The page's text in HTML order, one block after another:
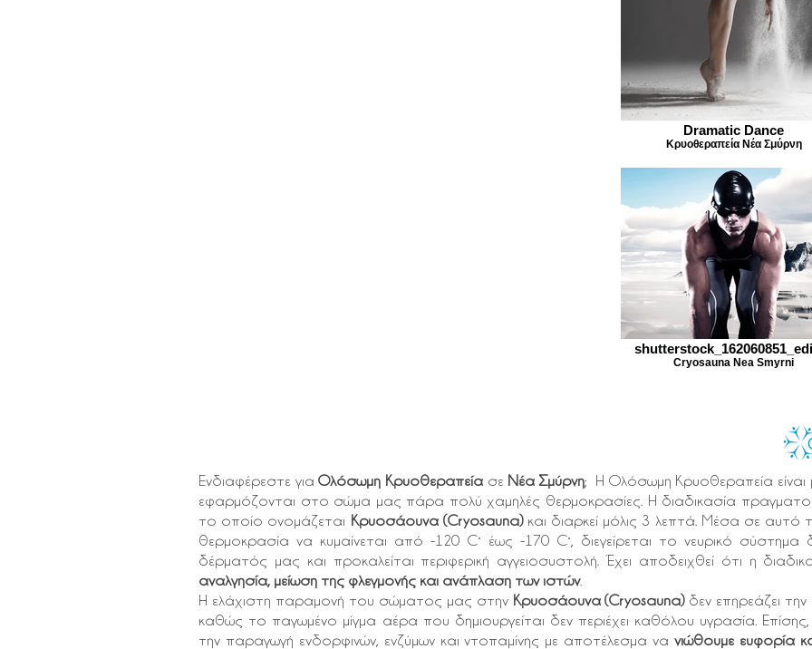
Dramatic Dance
Κρυοθεραπεία Νέα Σμύρνη
Cryosauna Nea Smyrni
Ενδιαφέρεστε γιαΟλόσωμη Κρυοθεραπεία σε Νέα Σμύρνη; H Ολόσωμη Κρυοθεραπεία είναι
εφαρμόζονται στο σώμα μας πάρα πολύ χαμηλές θερμοκρασίες. Η διαδικασία
το οποίο ονομάζεται Κρυοσάουνα (Cryosauna)και διαρκεί μόλις 3 λεπτά. Μέσα σε αυτό
θερμοκρασία να κυμαίνεται από -120 C˚ έως -170 C˚, διεγείρεται το νευρικό
δέρματός μας και προκαλείται περιφερική αγγειοσυστολή. Έχει αποδειχθεί ότι η
αναλγησία, μείωση της φλεγμονής και ανάπλαση των ιστών.
Η ελάχιστη παραμονή του σώματος μας στην Κρυοσάουνα (Cryosauna)δεν επηρεάζει
καθώς το παγωμένο μίγμα αέρα που δημιουργείται δεν περιέχει καθόλου υγρασία.
την παραγωγή ενδορφινών, ενζύμων και ντοπαμίνης με αποτέλεσμα να νιώθουμε ευφορία